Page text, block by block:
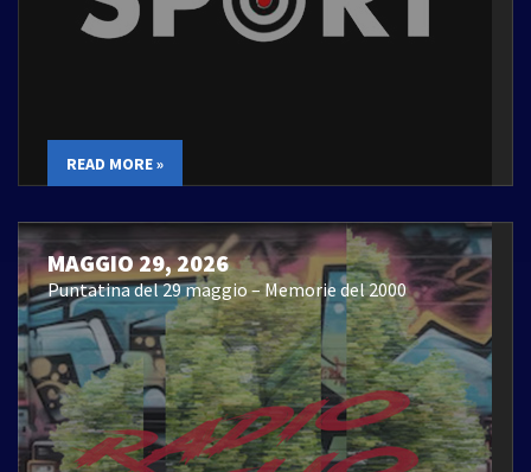
READ MORE »
MAGGIO 29, 2026
Puntatina del 29 maggio – Memorie del 2000